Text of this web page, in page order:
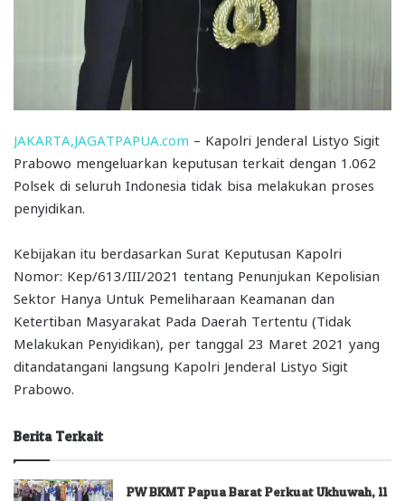
JAKARTA,JAGATPAPUA.com – Kapolri Jenderal Listyo Sigit
Prabowo mengeluarkan keputusan terkait dengan 1.062
Polsek di seluruh Indonesia tidak bisa melakukan proses
penyidikan.
Kebijakan itu berdasarkan Surat Keputusan Kapolri
Nomor: Kep/613/III/2021 tentang Penunjukan Kepolisian
Sektor Hanya Untuk Pemeliharaan Keamanan dan
Ketertiban Masyarakat Pada Daerah Tertentu (Tidak
Melakukan Penyidikan), per tanggal 23 Maret 2021 yang
ditandatangani langsung Kapolri Jenderal Listyo Sigit
Prabowo.
Berita Terkait
PW BKMT Papua Barat Perkuat Ukhuwah, 11